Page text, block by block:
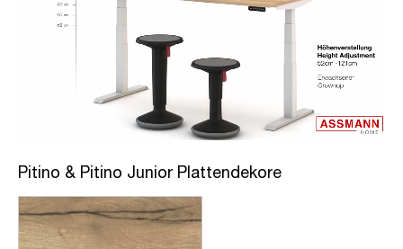
Pitino & Pitino Junior Plattendekore